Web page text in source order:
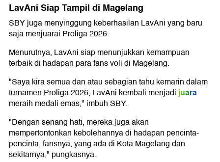
LavAni Siap Tampil di Magelang
SBY juga menyinggung keberhasilan LavAni yang baru
saja menjuarai Proliga2026.
Menurutnya, LavAni siap menunjukkan kemampuan
terbaik di hadapan para fans voli di Magelang.
"Saya kira semua dan atau sebagian tahu kemarin dalam
turnamen Proliga 2026, LavAni kembali menjadijuara
meraih medali emas," imbuh SBY.
"Dengan senang hati, mereka juga akan
mempertontonkan kebolehannya di hadapan pencinta-
pencinta, fansnya, yang ada di Kota Magelang dan
sekitarnya," pungkasnya.